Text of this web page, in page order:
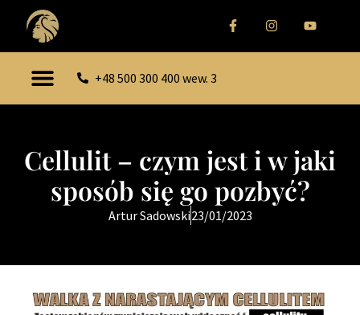
+48 500 300 400 wew. 3
Cellulit – czym jest i w jaki
sposób się go pozbyć?
Artur Sadowski23/01/2023